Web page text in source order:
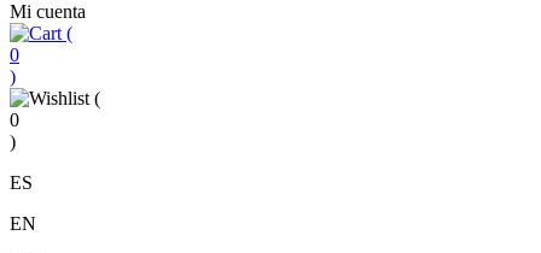
Mi cuenta
(
0
)
(
0
)
ES
EN